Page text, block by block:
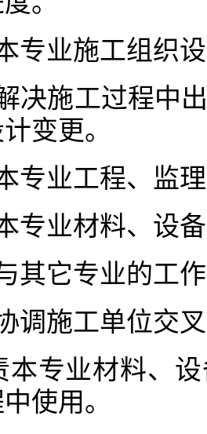
专业施工组织
决施工过程中
变更。
专业工程、监
专业材料、设
其它专业的工
调施工单位交
本专业材料、
使用。